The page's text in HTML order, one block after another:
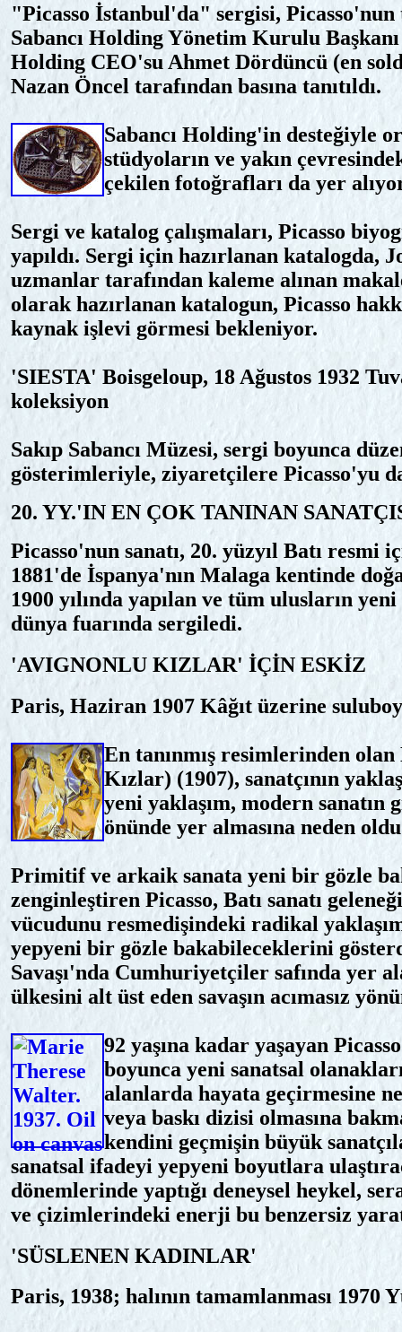
"Picasso İstanbul'da" sergisi,
Sabancı Holding Yönetim Kurulu
Holding CEO'su Ahmet Dördüncü (en
Nazan Öncel tarafından basına tanıtıldı.
Sabancı Holding'in desteğiyle
stüdyoların ve yakın
çekilen fotoğrafları da yer
Sergi ve katalog çalışmaları, Picasso
yapıldı. Sergi için hazırlanan
uzmanlar tarafından kaleme alınan
olarak hazırlanan katalogun, Picasso
kaynak işlevi görmesi bekleniyor.
'SIESTA' Boisgeloup, 18 Ağustos 1932
koleksiyon
Sakıp Sabancı Müzesi, sergi boyunca
gösterimleriyle, ziyaretçilere Picasso'yu
20. YY.'IN EN ÇOK TANINAN
Picasso'nun sanatı, 20. yüzyıl Batı
1881'de İspanya'nın Malaga kentinde
1900 yılında yapılan ve tüm ulusların
dünya fuarında sergiledi.
'AVIGNONLU KIZLAR' İÇİN ESKİZ
Paris, Haziran 1907 Kâğıt üzerine
En tanınmış resimlerinden
Kızlar) (1907), sanatçının
yeni yaklaşım, modern sanatın
önünde yer almasına neden
Primitif ve arkaik sanata yeni bir gözle
zenginleştiren Picasso, Batı sanatı
vücudunu resmedişindeki radikal
yepyeni bir gözle bakabileceklerini
Savaşı'nda Cumhuriyetçiler safında yer
ülkesini alt üst eden savaşın acımasız
92 yaşına kadar yaşayan
boyunca yeni sanatsal
alanlarda hayata geçirmesine
veya baskı dizisi olmasına
kendini geçmişin büyük
sanatsal ifadeyi yepyeni boyutlara
dönemlerinde yaptığı deneysel heykel,
ve çizimlerindeki enerji bu benzersiz
'SÜSLENEN KADINLAR'
Paris, 1938; halının tamamlanması 1970